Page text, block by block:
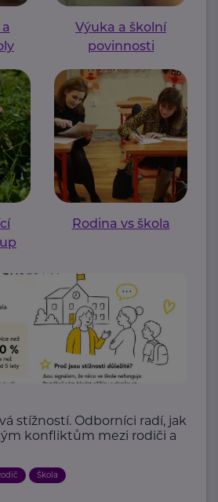
Výuka a školní
povinnosti
Rodina vs škola
stížností. Odborníci radí, jak
konfliktům mezi rodiči a
Škola